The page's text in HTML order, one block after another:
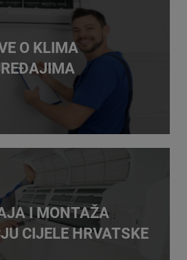
O KLIMA
UREĐAJIMA
je klima uređaj
I MONTAŽA
CIJELE HRVATSKE